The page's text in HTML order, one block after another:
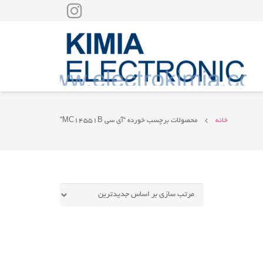
خانه محصولات برچسب خورده “آی سی MC14551B”